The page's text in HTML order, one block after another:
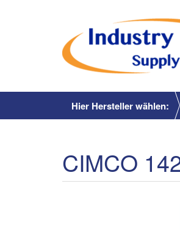
Hier Hersteller wählen:
CIMCO